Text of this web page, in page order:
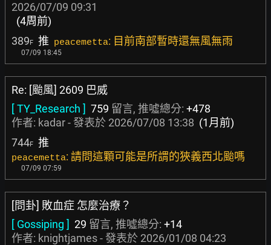
2026/07/09 09:31
(4周前)
389F 推 peacemetta: 目前南部暫時還無風無雨
07/09 18:45
Re: [颱風] 2609 巴威
[ TY_Research ] 759 留言, 推噓總分: +478
作者: kadar- 發表於 2026/07/08 13:38 (1月前)
744F 推
peacemetta: 請問這顆可能是所謂的狹義西北颱嗎
07/09 07:59
[問卦] 敗血症 怎麼治療？
[ Gossiping ] 29 留言, 推噓總分: +14
作者: knightjames- 發表於 2026/01/08 04:23